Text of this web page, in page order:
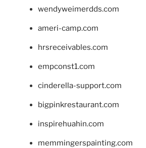
wendyweimerdds.com
ameri-camp.com
hrsreceivables.com
empconst1.com
cinderella-support.com
bigpinkrestaurant.com
inspirehuahin.com
memmingerspainting.com